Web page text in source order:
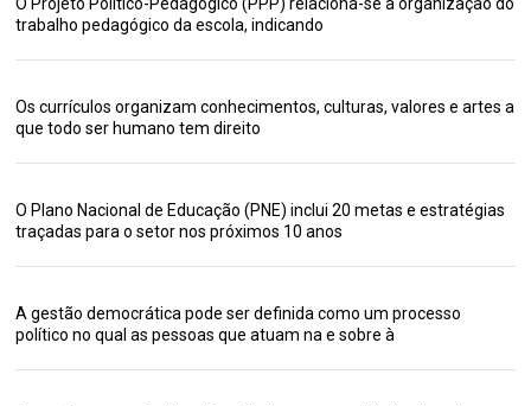
O Projeto Político-Pedagógico (PPP) relaciona-se à organização do
trabalho pedagógico da escola, indicando
Os currículos organizam conhecimentos, culturas, valores e artes a
que todo ser humano tem direito
O Plano Nacional de Educação (PNE) inclui 20 metas e estratégias
traçadas para o setor nos próximos 10 anos
A gestão democrática pode ser definida como um processo
político no qual as pessoas que atuam na e sobre à